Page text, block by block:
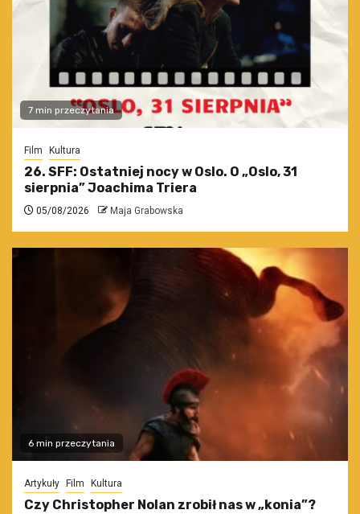
7 min przeczytania
Film Kultura
26. SFF: Ostatniej nocy w Oslo. O „Oslo, 31
sierpnia” Joachima Triera
05/08/2026 Maja Grabowska
6 min przeczytania
Artykuły Film Kultura
Czy Christopher Nolan zrobił nas w „konia”?